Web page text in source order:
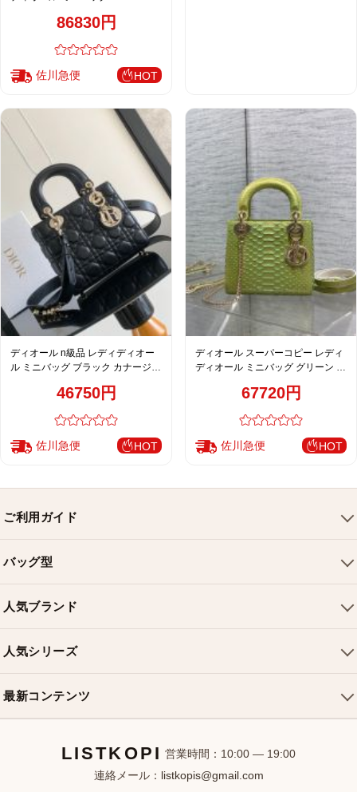
ナージュ調86830円
佐川急便 HOT
ディオール n級品 レディディオー
ル ミニバッグ ブラック カナージュ
46750円
佐川急便 HOT
ディオール スーパーコピー レディ
ディオール ミニバッグ グリーン 型
67720円
佐川急便 HOT
ご利用ガイド
配送について
返品・交換
お問い合わせ
バッグ型
ショルダーバッグ
クロスボディバッグ
ミニバッグ
バケットバッグ
人気ブランド
シャネルバッグ
ディオールバッグ
人気シリーズ
最新コンテンツ
新着アイテムLISTKOPI 営業時間：10:00 — 19:00
連絡メール： listkopis@gmail.com